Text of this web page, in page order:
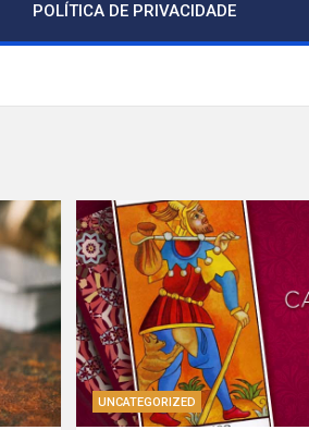
POLÍTICA DE PRIVACIDADE
UNCATEGORIZED